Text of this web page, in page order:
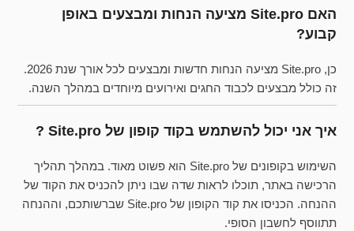
האם Site.pro מציעה הנחות ומבצעים באופן
קבוע?
כן, Site.pro מציעה הנחות חדשות ומבצעים לכל אורך שנת 2026.
זה כולל מבצעים לכבוד החגים ואירועים מיוחדים במהלך השנה.
איך אני יכול להשתמש בקוד קופון של Site.pro ?
השימוש בקופונים של Site.pro הוא פשוט מאוד. במהלך תהליך
הרכישה באתר, תוכלו לראות שדה שבו ניתן להכניס את הקוד של
ההנחה. הכניסו את קוד הקופון של Site.pro שברשותכם, וההנחה
תתווסף לחשבון הסופי.